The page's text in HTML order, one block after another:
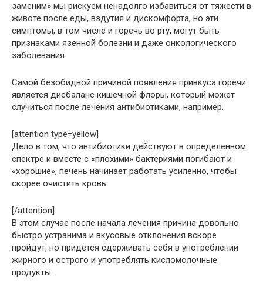
заменим» мы рискуем ненадолго избавиться от тяжести в
животе после еды, вздутия и дискомфорта, но эти
симптомы, в том числе и горечь во рту, могут быть
признаками язенной болезни и даже онкологического
заболевания.
Самой безобидной причиной появления привкуса горечи
является дисбаланс кишечной флоры, который может
случиться после лечения антибиотиками, например.
[attention type=yellow]
Дело в том, что антибиотики действуют в определенном
спектре и вместе с «плохими» бактериями погибают и
«хорошие», печень начинает работать усиленно, чтобы
скорее очистить кровь.
[/attention]
В этом случае после начала лечения причина довольно
быстро устранима и вкусовые отклонения вскоре
пройдут, но придется сдерживать себя в употреблении
жирного и острого и употреблять кисломолочные
продукты.